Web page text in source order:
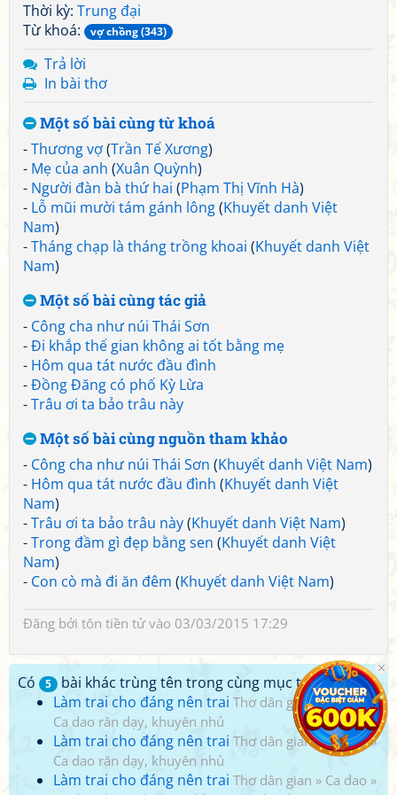
Thời kỳ: Trung đại
Từ khoá:
vợ chồng (343)
Trả lời
In bài thơ
Một số bài cùng từ khoá
-Thương vợ(Trần Tế Xương)
- Mẹ của anh (Xuân Quỳnh)
- Người đàn bà thứ hai (Phạm Thị Vĩnh Hà)
- Lỗ mũi mười tám gánh lông(Khuyết danh Việt
Nam)
-Tháng chạp là tháng trồng khoai (Khuyết danh Việt
Nam)
Một số bài cùng tác giả
- Công cha như núi Thái Sơn
-Đi khắp thế gian không ai tốt bằng mẹ
- Hôm qua tát nước đầu đình
-Đồng Đăng có phố Kỳ Lừa
-Trâu ơi ta bảo trâu này
Một số bài cùng nguồn tham khảo
- Công cha như núi Thái Sơn (Khuyết danh Việt Nam)
- Hôm qua tát nước đầu đình (Khuyết danh Việt
Nam)
-Trâu ơi ta bảo trâu này(Khuyết danh Việt Nam)
-Trong đầm gì đẹp bằng sen (Khuyết danh Việt
Nam)
- Con cò mà đi ăn đêm (Khuyết danh Việt Nam)
Đăng bởi tôn tiền tửvào 03/03/2015 17:29
Có 5
bài khác trùng tên trong cùng mục tác giả:
Làm trai cho đáng nên trai Thơ dân gian»Ca dao »
Ca dao răn dạy, khuyên nhủ
Làm trai cho đáng nên trai Thơ dân gian»Ca dao»
Ca dao răn dạy, khuyên nhủ
Làm trai cho đáng nên trai Thơ dân gian » Ca dao »